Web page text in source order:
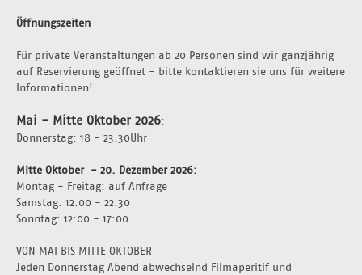
Öffnungszeiten
Für private Veranstaltungen ab 20 Personen sind wir ganzjährig
auf Reservierung geöffnet - bitte kontaktieren sie uns für weitere
Informationen!
Mai - Mitte Oktober 2026:
Donnerstag: 18 - 23.30Uhr
Mitte Oktober  - 20. Dezember 2026:
Montag - Freitag: auf Anfrage
Samstag: 12:00 - 22:30
Sonntag: 12:00 - 17:00
VON MAI BIS MITTE OKTOBER
Jeden Donnerstag Abend abwechselnd Filmaperitif und